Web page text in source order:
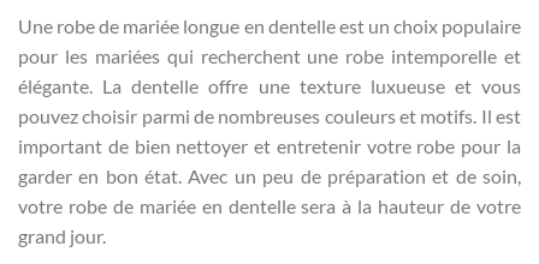
Une robe de mariée longue en dentelle est un choix populaire
pour les mariées qui recherchent une robe intemporelle et
élégante. La dentelle offre une texture luxueuse et vous
pouvez choisir parmi de nombreuses couleurs et motifs. Il est
important de bien nettoyer et entretenir votre robe pour la
garder en bon état. Avec un peu de préparation et de soin,
votre robe de mariée en dentelle sera à la hauteur de votre
grand jour.